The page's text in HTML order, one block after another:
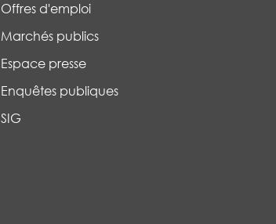
Offres d'emploi
Marchés publics
Espace presse
Enquêtes publiques
SIG